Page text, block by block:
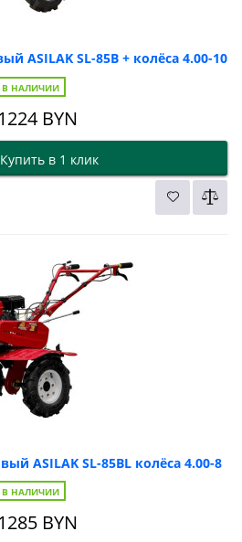
ASILAK SL-85B + колёса 4.00-10
В НАЛИЧИИ
1224 BYN
Купить в 1 клик
ASILAK SL-85BL колёса 4.00-8
В НАЛИЧИИ
1285 BYN